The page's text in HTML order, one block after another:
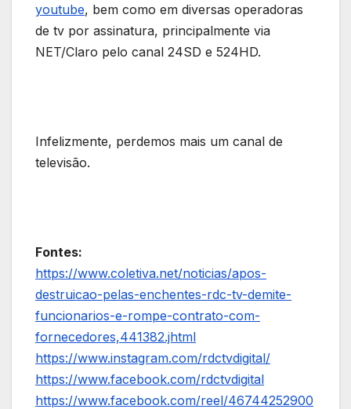
youtube, bem como em diversas operadoras
de tv por assinatura, principalmente via
NET/Claro pelo canal 24SD e 524HD.
Infelizmente, perdemos mais um canal de
televisão.
Fontes:
https://www.coletiva.net/noticias/apos-
destruicao-pelas-enchentes-rdc-tv-demite-
funcionarios-e-rompe-contrato-com-
fornecedores,441382.jhtml
https://www.instagram.com/rdctvdigital/
https://www.facebook.com/rdctvdigital
https://www.facebook.com/reel/46744252900